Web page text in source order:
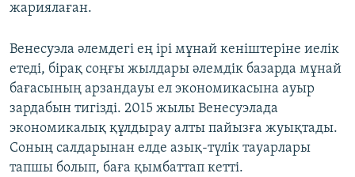
жариялаған.
Венесуэла әлемдегі ең ірі мұнай кеніштеріне иелік
етеді, бірақ соңғы жылдары әлемдік базарда мұнай
бағасының арзандауы ел экономикасына ауыр
зардабын тигізді. 2015 жылы Венесуэлада
экономикалық құлдырау алты пайызға жуықтады.
Соның салдарынан елде азық-түлік тауарлары
тапшы болып, баға қымбаттап кетті.